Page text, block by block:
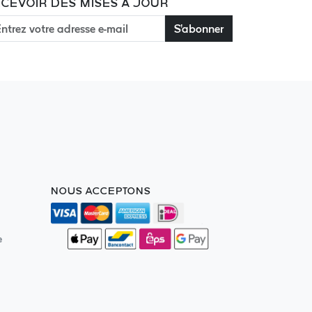
DES MISES À JOUR
S'abonner
NOUS ACCEPTONS